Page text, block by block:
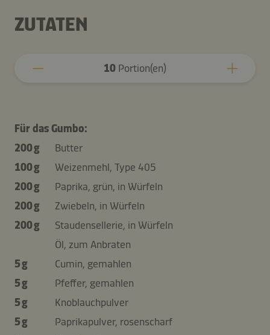
ZUTATEN
10 Portion(en)
Für das Gumbo:
200 g
Butter
100 g
Weizenmehl, Type 405
200 g
Paprika, grün, in Würfeln
200 g
Zwiebeln, in Würfeln
200 g
Staudensellerie, in Würfeln
Öl, zum Anbraten
5 g
Cumin, gemahlen
5 g
Pfeffer, gemahlen
5 g
Knoblauchpulver
5 g
Paprikapulver, rosenscharf